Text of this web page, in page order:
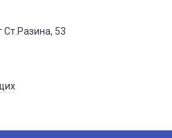
Ст.Разина, 53